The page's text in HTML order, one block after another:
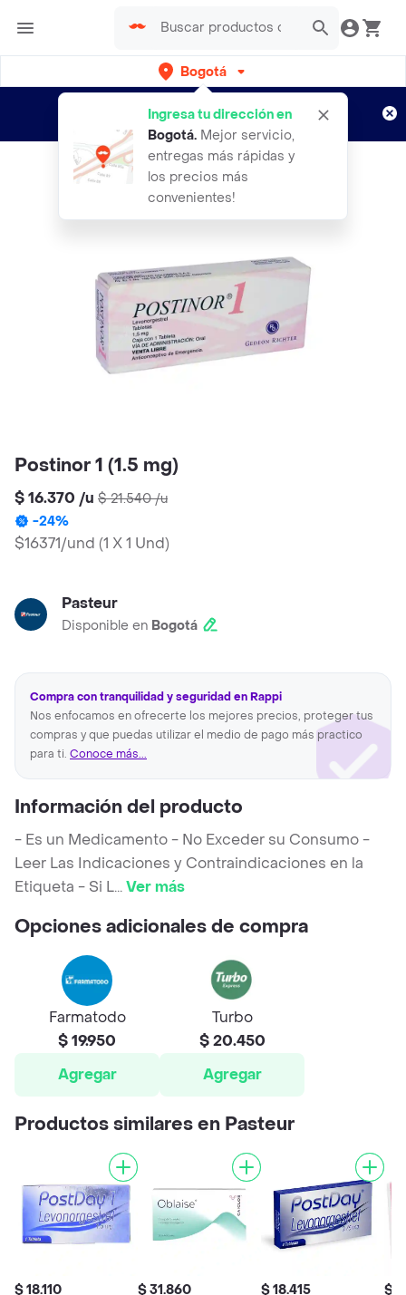
Bogotá
Ingresa tu dirección en
Bogotá. Mejor servicio,
entregas más rápidas y
los precios más
convenientes!
envíos gratis por semanas
Aplican TyC
Postinor 1 (1.5 mg)
$ 16.370 /u $ 21.540/u
-24%
$16371/und (1 X 1 Und)
Pasteur
Disponible en Bogotá
Compra con tranquilidad y seguridad en Rappi
Nos enfocamos en ofrecerte los mejores precios, proteger tus
compras y que puedas utilizar el medio de pago más practico
para ti. Conoce más...
Información del producto
- Es un Medicamento - No Exceder su Consumo -
Leer Las Indicaciones y Contraindicaciones en la
Etiqueta - Si L...Ver más
Opciones adicionales de compra
Farmatodo
$ 19.950
Agregar
Turbo
$ 20.450
Agregar
Productos similares en Pasteur
$ 18.110 $ 31.860 $ 18.415 $